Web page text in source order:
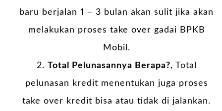
baru berjalan 1 – 3 bulan akan sulit jika akan
melakukan proses take over gadai BPKB
Mobil.
Total Pelunasannya Berapa?, Total
pelunasan kredit menentukan juga proses
take over kredit bisa atau tidak di jalankan.